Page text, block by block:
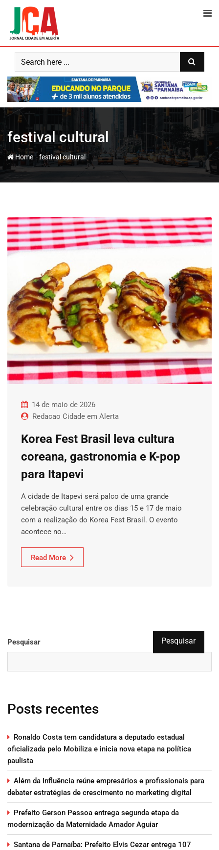
content
festival cultural
Home-festival cultural
14 de maio de 2026
Redacao Cidade em Alerta
Korea Fest Brasil leva cultura
coreana, gastronomia e K-pop
para Itapevi
A cidade de Itapevi será palco de uma grande
celebração cultural entre os dias 15 e 17 de maio
com a realização do Korea Fest Brasil. O evento
acontece no…
Read More
Pesquisar Pesquisar
Posts recentes
Ronaldo Costa tem candidatura a deputado estadual
oficializada pelo Mobiliza e inicia nova etapa na política
paulista
Além da Influência reúne empresários e profissionais para
debater estratégias de crescimento no marketing digital
Prefeito Gerson Pessoa entrega segunda etapa da
modernização da Maternidade Amador Aguiar
Santana de Parnaíba: Prefeito Elvis Cezar entrega 107